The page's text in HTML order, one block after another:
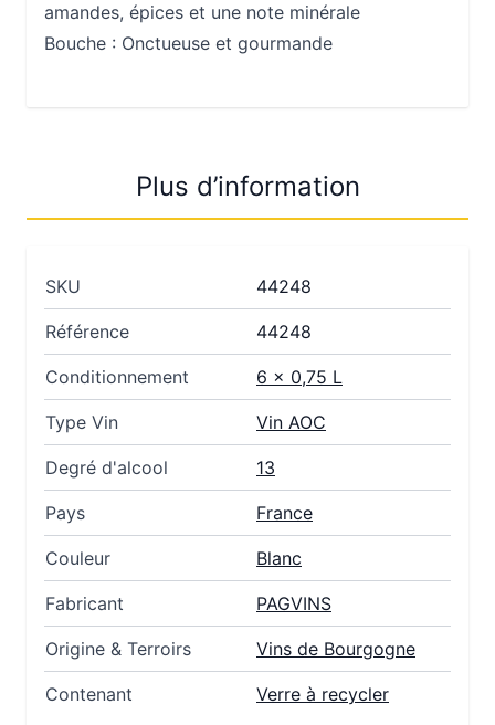
amandes, épices et une note minérale
Bouche : Onctueuse et gourmande
Plus d’information
SKU 44248
Référence 44248
Conditionnement 6 x 0,75 L
Type Vin Vin AOC
Degré d'alcool 13
Pays France
Couleur Blanc
Fabricant PAGVINS
Origine & Terroirs Vins de Bourgogne
Contenant Verre à recycler